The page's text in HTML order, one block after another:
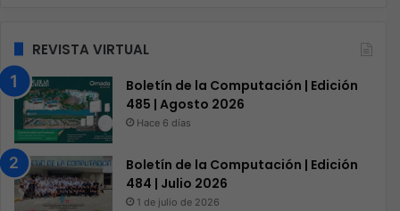
REVISTA VIRTUAL
Boletín de la Computación | Edición
485 | Agosto 2026
Hace 6 días
Boletín de la Computación | Edición
484 | Julio 2026
1 de julio de 2026